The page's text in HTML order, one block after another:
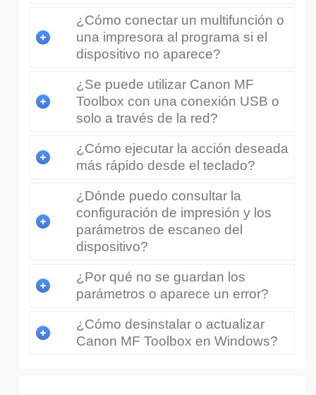
¿Cómo conectar un multifunción o
una impresora al programa si el
dispositivo no aparece?
¿Se puede utilizar Canon MF
Toolbox con una conexión USB o
solo a través de la red?
¿Cómo ejecutar la acción deseada
más rápido desde el teclado?
¿Dónde puedo consultar la
configuración de impresión y los
parámetros de escaneo del
dispositivo?
¿Por qué no se guardan los
parámetros o aparece un error?
¿Cómo desinstalar o actualizar
Canon MF Toolbox en Windows?